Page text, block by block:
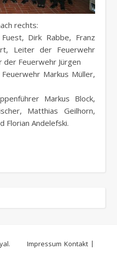
rechts:
Dirk Rabbe, Franz
Leiter der Feuerwehr
der Feuerwehr Jürgen
Markus Müller,
Markus Block,
Matthias Geilhorn,
Florian Andelefski.
Impressum Kontakt
.